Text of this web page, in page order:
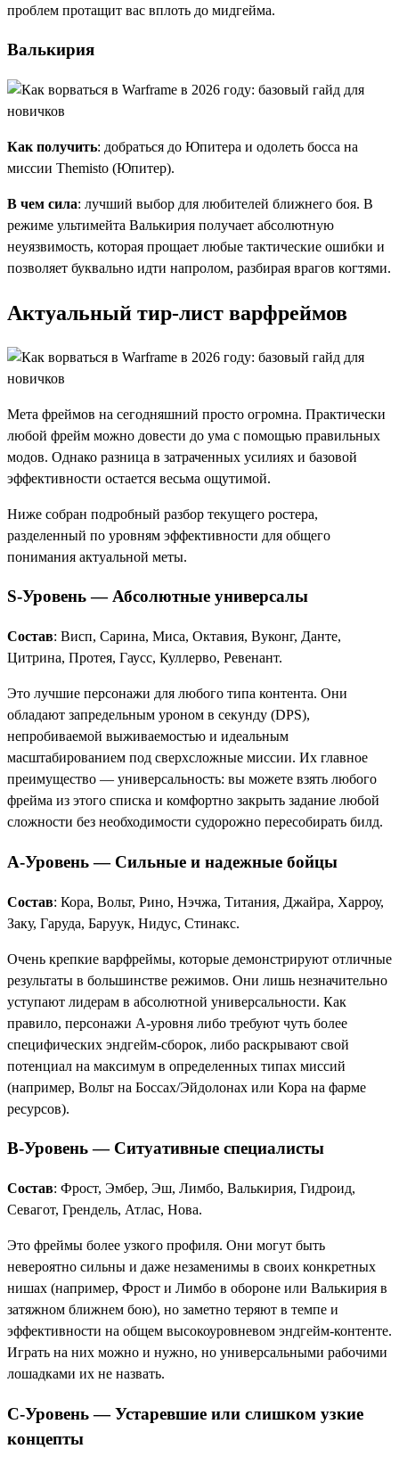
проблем протащит вас вплоть до мидгейма.
Валькирия
Как получить: добраться до Юпитера и одолеть босса на
миссии Themisto (Юпитер).
В чем сила: лучший выбор для любителей ближнего боя. В
режиме ультимейта Валькирия получает абсолютную
неуязвимость, которая прощает любые тактические ошибки и
позволяет буквально идти напролом, разбирая врагов когтями.
Актуальный тир-лист варфреймов
Мета фреймов на сегодняшний просто огромна. Практически
любой фрейм можно довести до ума с помощью правильных
модов. Однако разница в затраченных усилиях и базовой
эффективности остается весьма ощутимой.
Ниже собран подробный разбор текущего ростера,
разделенный по уровням эффективности для общего
понимания актуальной меты.
S-Уровень — Абсолютные универсалы
Состав: Висп, Сарина, Миса, Октавия, Вуконг, Данте,
Цитрина, Протея, Гаусс, Куллерво, Ревенант.
Это лучшие персонажи для любого типа контента. Они
обладают запредельным уроном в секунду (DPS),
непробиваемой выживаемостью и идеальным
масштабированием под сверхсложные миссии. Их главное
преимущество — универсальность: вы можете взять любого
фрейма из этого списка и комфортно закрыть задание любой
сложности без необходимости судорожно пересобирать билд.
A-Уровень — Сильные и надежные бойцы
Состав: Кора, Вольт, Рино, Нэчжа, Титания, Джайра, Харроу,
Заку, Гаруда, Баруук, Нидус, Стинакс.
Очень крепкие варфреймы, которые демонстрируют отличные
результаты в большинстве режимов. Они лишь незначительно
уступают лидерам в абсолютной универсальности. Как
правило, персонажи А-уровня либо требуют чуть более
специфических эндгейм-сборок, либо раскрывают свой
потенциал на максимум в определенных типах миссий
(например, Вольт на Боссах/Эйдолонах или Кора на фарме
ресурсов).
B-Уровень — Ситуативные специалисты
Состав: Фрост, Эмбер, Эш, Лимбо, Валькирия, Гидроид,
Севагот, Грендель, Атлас, Нова.
Это фреймы более узкого профиля. Они могут быть
невероятно сильны и даже незаменимы в своих конкретных
нишах (например, Фрост и Лимбо в обороне или Валькирия в
затяжном ближнем бою), но заметно теряют в темпе и
эффективности на общем высокоуровневом эндгейм-контенте.
Играть на них можно и нужно, но универсальными рабочими
лошадками их не назвать.
C-Уровень — Устаревшие или слишком узкие
концепты